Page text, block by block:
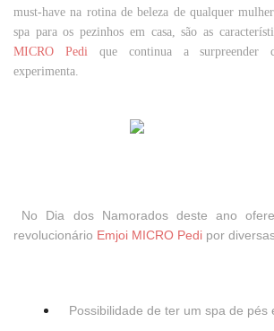
must-have na rotina de beleza de qualquer
spa para os pezinhos em casa, são as
MICRO Pedi
que continua a surpreender
experimenta.
No Dia dos Namorados deste ano
revolucionário Emjoi MICRO Pedi por
Possibilidade de ter um spa de pés